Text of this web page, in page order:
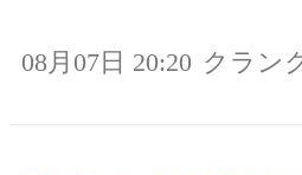
08月07日 20:20 クラン